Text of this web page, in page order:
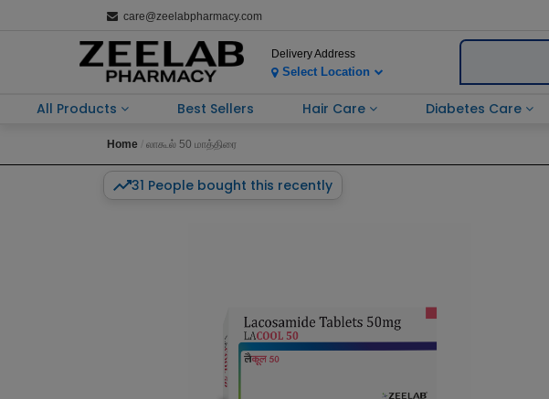
care@zeelabpharmacy.com
Delivery Address
Select Location
All Products Best Sellers Hair Care Diabetes Care
Home லாகூல் 50 மாத்திரை
31 People bought this recently